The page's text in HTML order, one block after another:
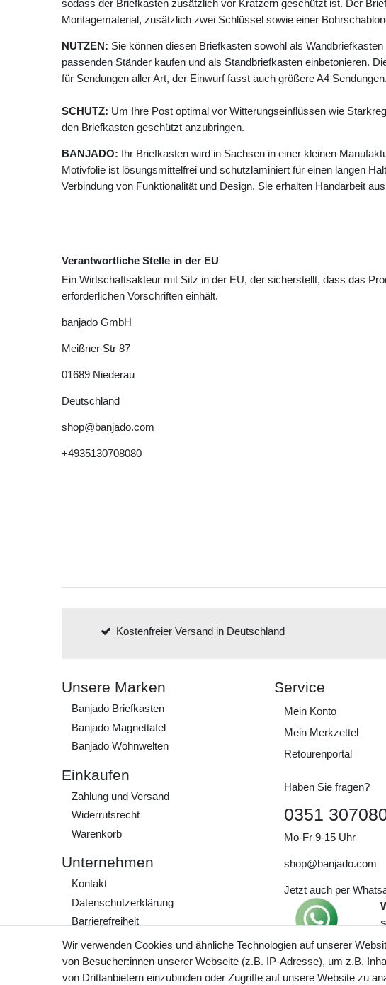
sodass der Briefkasten zusätzlich vor Kratzern geschützt ist. Der
Montagematerial, zusätzlich zwei Schlüssel sowie einer
NUTZEN: Sie können diesen Briefkasten sowohl als
passenden Ständer kaufen und als Standbriefkasten einbetonieren.
für Sendungen aller Art, der Einwurf fasst auch größere A4 Sendungen.
SCHUTZ: Um Ihre Post optimal vor Witterungseinflüssen wie
den Briefkasten geschützt anzubringen.
BANJADO: Ihr Briefkasten wird in Sachsen in einer kleinen
Motivfolie ist lösungsmittelfrei und schutzlaminiert für einen langen
Verbindung von Funktionalität und Design. Sie erhalten Handarbeit
Verantwortliche Stelle in der EU
Ein Wirtschaftsakteur mit Sitz in der EU, der sicherstellt, dass das
erforderlichen Vorschriften einhält.
banjado GmbH
Meißner Str 87
01689 Niederau
Deutschland
shop@banjado.com
+4935130708080
Kostenfreier Versand in Deutschland
Unsere Marken
Banjado Briefkasten
Banjado Magnettafel
Banjado Wohnwelten
Einkaufen
Zahlung und Versand
Widerrufs­recht
Warenkorb
Unternehmen
Kontakt
Daten­schutz­erklärung
Barrierefreiheit
AGB
Impressum
Service
Mein Konto
Mein Merkzettel
Retourenportal
Haben Sie fragen?
0351
Mo-Fr 9-15 Uhr
shop@banjado.com
Jetzt auch per
Preisangaben inkl.
zzgl. Service- und
Wir verwenden Cookies und ähnliche Technologien auf unserer
von Besucher:innen unserer Webseite (z.B. IP-Adresse), um z.B.
von Drittanbietern einzubinden oder Zugriffe auf unsere Website zu